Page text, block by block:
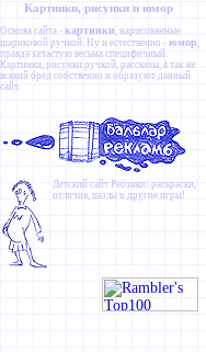
Картинки, рисунки и юмор
Основа сайта - картинки , нарисованные
шариковой ручкой. Ну и естественно - юмор ,
правда зачастую весьма специфичный.
Картинки, рисунки ручкой, рассказы, а так же
всякий бред собственно и образуют данный
сайт.
Детский сайт Ребзики: раскраски,
отличия, пазлы и другие игры!